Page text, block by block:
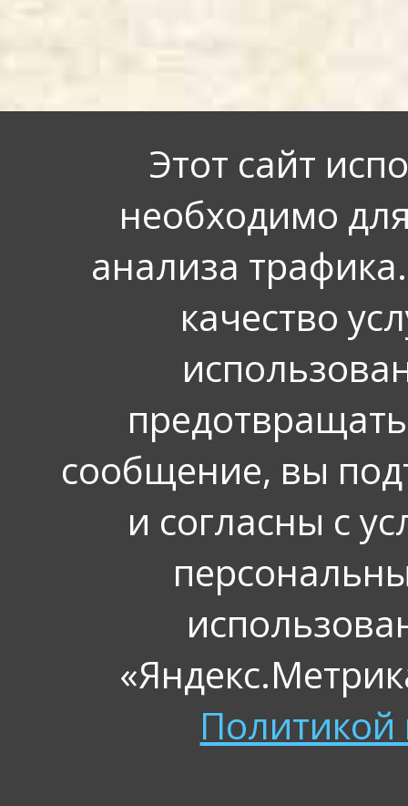
Этот сайт
необходимо
анализа
качество
сообщение, вы
и согласны с